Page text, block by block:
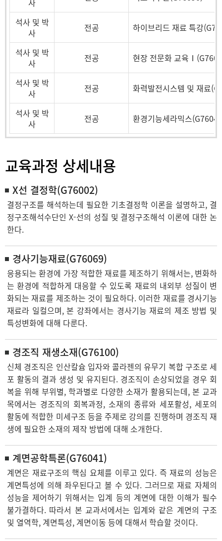
사
석사 및 박
사
전공 하이브리드 재료 특강
석사 및 박
사
전공 현장 전문화 교육
석사 및 박
사
전공 화력발전시스템 및 재료
석사 및 박
사
전공 환경기능세라믹스
교육과정 상세내용
X선 결정학(G76002)
결정구조를 해석하는데 필요한 기초결정학 이론을 설명하고, 결
정구조해석수단인 X-선의 성질 및 결정구조해석 이론에 대한 논
한다.
경사기능재료(G76069)
응용되는 환경에 가장 적합한 재료를 제조하기 위해서는, 변화하
는 환경에 적합하게 대응할 수 있도록 재료의 내외부 성질이 변
화되는 재료를 제조하는 것이 필요하다. 이러한 재료를 경사기능
재료라 일컬으며, 본 강좌에서는 경사기능 재료의 제조 방법 및
특성변화에 대해 다룬다.
경조직 재생소재(G76100)
신체 경조직은 인산칼슘 입자와 콜라젠의 유무기 복합 구조로 세
포 활동의 결과 생성 및 유지된다. 경조직이 손상되었을 경우 회
복을 위해 부위별, 학과별로 다양한 소재가 활용되는데, 본 교과
목에서는 경조직의 회복과정, 소재의 종류와 세포활성, 세포의
활동에 적합한 미세구조 등을 주제로 강의를 진행하며 경조직 재
생에 필요한 소재의 제작 방법에 대해 소개한다.
계면공학특론(G76041)
계면은 재료구조의 핵심 요체를 이루고 있다. 즉 재료의 성능은
계면특성에 의해 좌우된다고 볼 수 있다. 그러므로 재료 자체의
성능을 제어하기 위해서는 입계 등의 계면에 대한 이해가 필수
불가결하다. 따라서 본 교과서에서는 입계와 같은 계면의 구조
및 열역학, 계면특성, 계면이동 등에 대해서 학습할 것이다.